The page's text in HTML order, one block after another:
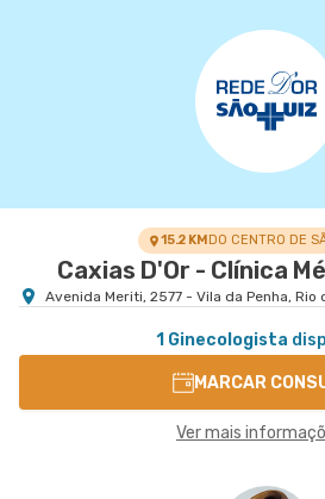
15.2 KMDO CENTRO DE
Caxias D'Or - Clínica
Avenida Meriti, 2577 - Vila da Penha, Rio
1 Ginecologista
MARCAR
Ver mais